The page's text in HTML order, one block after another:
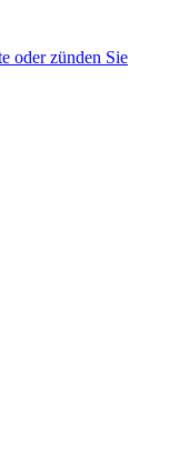
oder zünden Sie